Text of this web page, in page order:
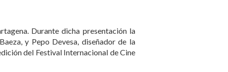
Durante dicha presentación la
y Pepo Devesa, diseñador de la
del Festival Internacional de Cine